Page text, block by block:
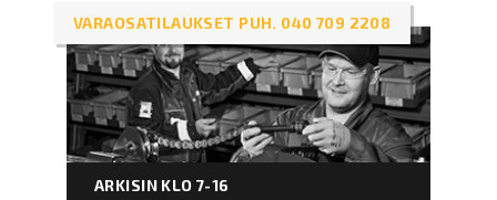
VARAOSATILAUKSET PUH. 040 709 2208
ARKISIN KLO 7-16